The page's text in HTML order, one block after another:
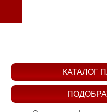
КАТАЛОГ